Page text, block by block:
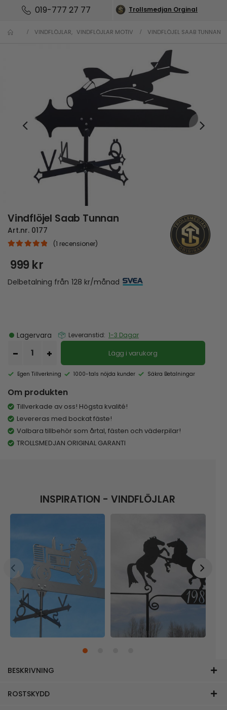
019-777 27 77 Trollsmedjan Orginal
VINDFLÖJLAR, VINDFLÖJLAR MOTIV VINDFLÖJEL SAAB TUNNAN
Vindflöjel Saab Tunnan
Art.nr. 0177
(1 recensioner)
999 kr
Delbetalning från 128 kr/månad
Lagervara Leveranstid: 1-3 Dagar
Lägg i varukorg
Egen Tillverkning 1000-tals nöjda kunder Säkra Betalningar
Om produkten
Tillverkade av oss! Högsta kvalité!
Levereras med bockat fäste!
Valbara tillbehör som årtal, fästen och väderpilar!
TROLLSMEDJAN ORIGINAL GARANTI
INSPIRATION - VINDFLÖJLAR
BESKRIVNING
ROSTSKYDD